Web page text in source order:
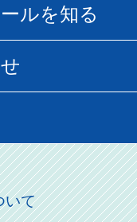
刻表
ル
＆ライド
ラリー
ルを知る
いて